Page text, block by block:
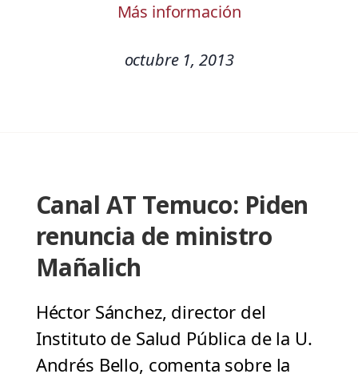
Más información
octubre 1, 2013
Canal AT Temuco: Piden
renuncia de ministro
Mañalich
Héctor Sánchez, director del
Instituto de Salud Pública de la U.
Andrés Bello, comenta sobre la